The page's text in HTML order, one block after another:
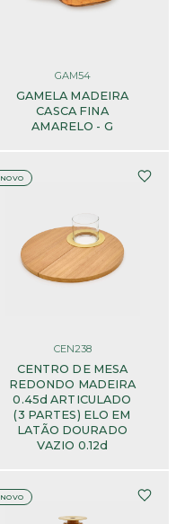
GAM54
GAMELA MADEIRA
CASCA FINA
AMARELO - G
NOVO
CEN238
CENTRO DE MESA
REDONDO MADEIRA
0.45d ARTICULADO
(3 PARTES) ELO EM
LATÃO DOURADO
VAZIO 0.12d
NOVO